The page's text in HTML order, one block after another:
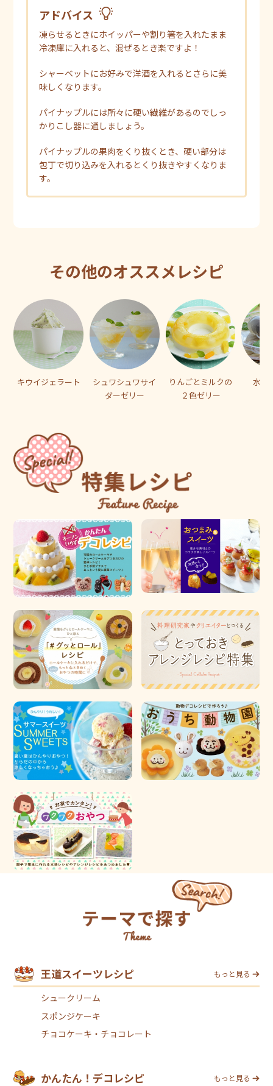
アドバイス
凍らせるときにホイッパーや割り箸を入れたまま
冷凍庫に入れると、混ぜるとき楽ですよ！
シャーベットにお好みで洋酒を入れるとさらに美
味しくなります。
パイナップルには所々に硬い繊維があるのでしっ
かりこし器に通しましょう。
パイナップルの果肉をくり抜くとき、硬い部分は
包丁で切り込みを入れるとくり抜きやすくなりま
す。
その他のオススメレシピ
キウイジェラート
シュワシュワサイ
ダーゼリー
りんごとミルクの
２色ゼリー
水ま
王道スイーツレシピ もっと見る
シュークリーム
スポンジケーキ
チョコケーキ・チョコレート
かんたん！デコレシピ もっと見る